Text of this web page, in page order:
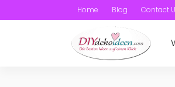
Home Blog Contact